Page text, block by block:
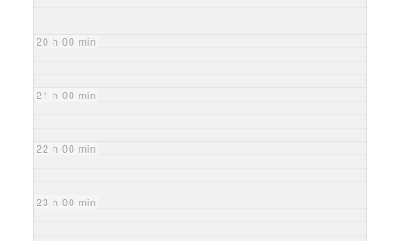
20 h 00 min
21 h 00 min
22 h 00 min
23 h 00 min